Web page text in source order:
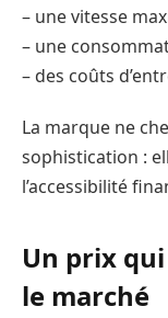
– une vitesse
– une
– des coûts
La marque ne
sophistication :
l’accessibilité
Un prix
le marché